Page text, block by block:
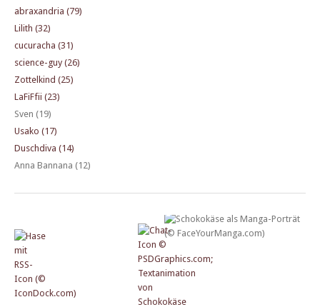
abraxandria (79)
Lilith (32)
cucuracha (31)
science-guy (26)
Zottelkind (25)
LaFiFfii (23)
Sven (19)
Usako (17)
Duschdiva (14)
Anna Bannana (12)